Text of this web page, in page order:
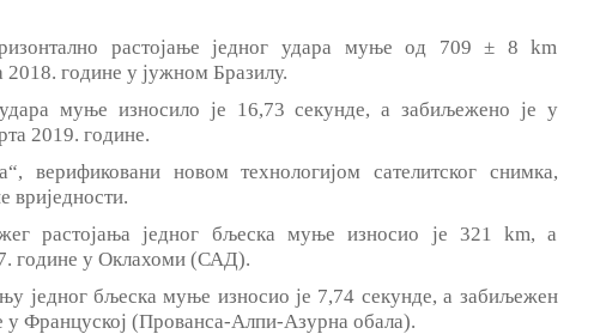
растојање једног удара муње од 709 ± 8 km
године у јужном Бразилу.
муње износило је 16,73 секунде, а забиљежено је у
2019. године.
верификовани новом технологијом сателитског снимка,
вриједности.
растојања једног бљеска муње износио је 321 km, а
године у Оклахоми (САД).
једног бљеска муње износио је 7,74 секунде, а забиљежен
у Француској (Прованса-Алпи-Азурна обала).